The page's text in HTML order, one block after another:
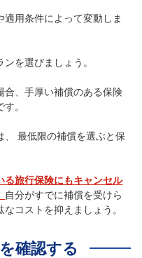
用条件によって変動しま
を選びましょう。
合、手厚い補償のある保険
。
、 最低限の補償を選ぶと保
る旅行保険にもキャンセル
自分がすでに補償を受けら
コストを抑えましょう。
確認する